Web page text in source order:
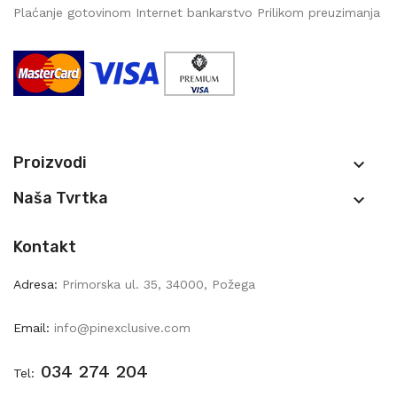
Plaćanje gotovinom Internet bankarstvo Prilikom preuzimanja
Proizvodi 
Naša Tvrtka 
Kontakt
Adresa: Primorska ul. 35, 34000, Požega
Email: info@pinexclusive.com
Tel: 034 274 204